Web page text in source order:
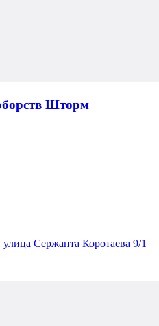
Шторм
Сержанта Коротаева 9/1